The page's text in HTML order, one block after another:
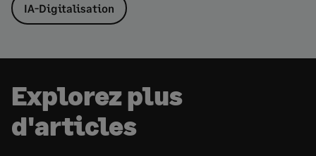
IA-Digitalisation
Explorez plus
d'articles